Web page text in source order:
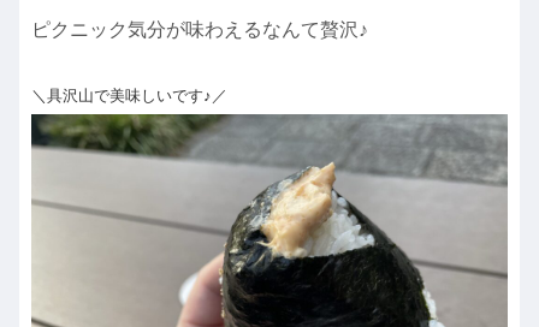
ピクニック気分が味わえるなんて贅沢♪
＼具沢山で美味しいです♪／